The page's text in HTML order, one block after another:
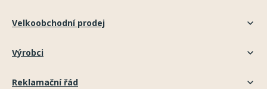
Velkoobchodní prodej
Výrobci
Reklamační řád